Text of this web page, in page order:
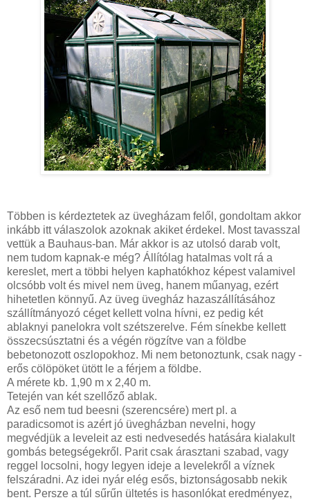
Többen is kérdeztetek az üvegházam felől, gondoltam akkor
inkább itt válaszolok azoknak akiket érdekel. Most tavasszal
vettük a Bauhaus-ban. Már akkor is az utolsó darab volt,
nem tudom kapnak-e még? Állítólag hatalmas volt rá a
kereslet, mert a többi helyen kaphatókhoz képest valamivel
olcsóbb volt és mivel nem üveg, hanem műanyag, ezért
hihetetlen könnyű. Az üveg üvegház hazaszállításához
szállítmányozó céget kellett volna hívni, ez pedig két
ablaknyi panelokra volt szétszerelve. Fém sínekbe kellett
összecsúsztatni és a végén rögzítve van a földbe
bebetonozott oszlopokhoz. Mi nem betonoztunk, csak nagy -
erős cölöpöket ütött le a férjem a földbe.
A mérete kb. 1,90 m x 2,40 m.
Tetején van két szellőző ablak.
Az eső nem tud beesni (szerencsére) mert pl. a
paradicsomot is azért jó üvegházban nevelni, hogy
megvédjük a leveleit az esti nedvesedés hatására kialakult
gombás betegségekről. Parit csak árasztani szabad, vagy
reggel locsolni, hogy legyen ideje a levelekről a víznek
felszáradni. Az idei nyár elég esős, biztonságosabb nekik
bent. Persze a túl sűrűn ültetés is hasonlókat eredményez,